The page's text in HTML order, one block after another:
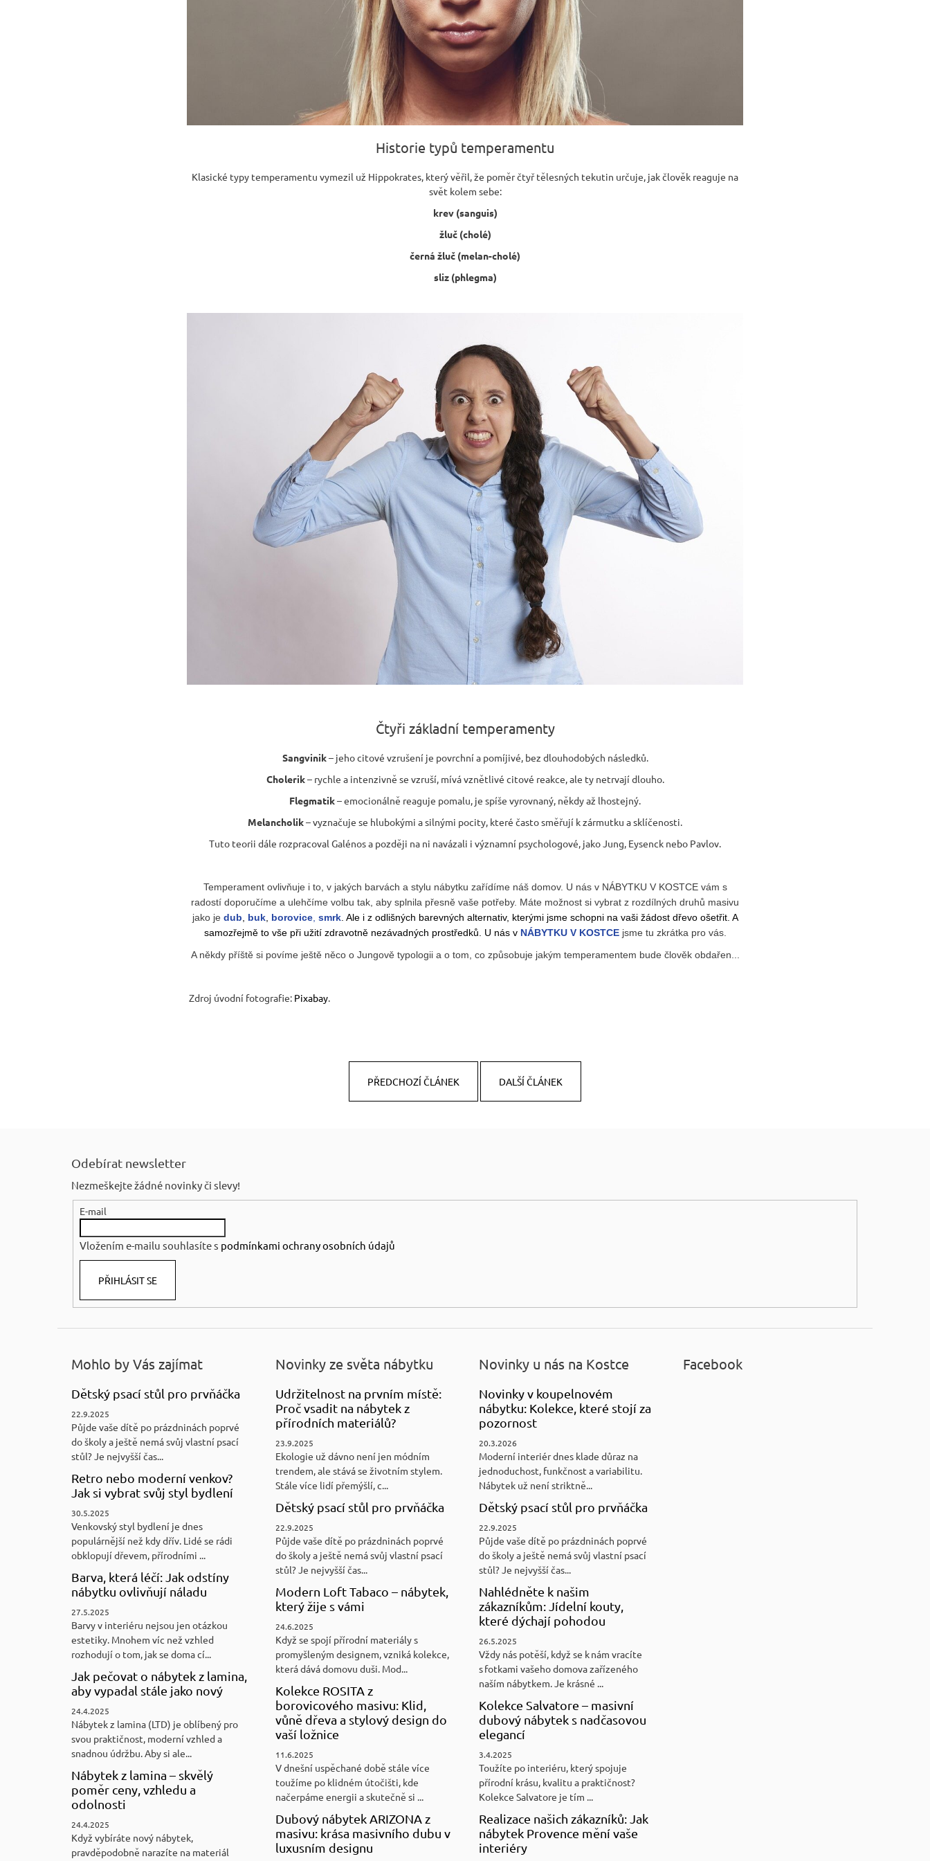
Historie typů temperamentu
Klasické typy temperamentu vymezil už Hippokrates, který věřil, že poměr čtyř tělesných tekutin určuje, jak člověk reaguje na
svět kolem sebe:
krev (sanguis)
žluč (cholé)
černá žluč (melan-cholé)
sliz (phlegma)
Čtyři základní temperamenty
Sangvinik– jeho citové vzrušení je povrchní a pomíjivé, bez dlouhodobých následků.
Cholerik– rychle a intenzivně se vzruší, mívá vznětlivé citové reakce, ale ty netrvají dlouho.
Flegmatik– emocionálně reaguje pomalu, je spíše vyrovnaný, někdy až lhostejný.
Melancholik– vyznačuje se hlubokými a silnými pocity, které často směřují k zármutku a sklíčenosti.
Tuto teorii dále rozpracoval Galénos a později na ni navázali i významní psychologové, jako Jung, Eysenck nebo Pavlov.
Temperament ovlivňuje i to, v jakých barvách a stylu nábytku zařídíme náš domov. U nás v NÁBYTKU V KOSTCE vám s
radostí doporučíme a ulehčíme volbu tak, aby splnila přesně vaše potřeby. Máte možnost si vybrat z rozdílných druhů masivu
jako je dub buk, borovice, smrk. Ale i z odlišných barevných alternativ, kterými jsme schopni na vaši žádost dřevo ošetřit. A
samozřejmě to vše při užití zdravotně nezávadných prostředků. U nás v NÁBYTKU V KOSTCEjsme tu zkrátka pro vás.
A někdy příště si povíme ještě něco o Jungově typologii a o tom, co způsobuje jakým temperamentem bude člověk obdařen...
Zdroj úvodní fotografie: Pixabay.
PŘEDCHOZÍ ČLÁNEK DALŠÍ ČLÁNEK
Odebírat newsletter
Nezmeškejte žádné novinky či slevy!
E-mail
Vložením e-mailu souhlasíte s podmínkami ochrany osobních údajů
PŘIHLÁSIT SE
Mohlo by Vás zajímat
Dětský psací stůl pro prvňáčka
22.9.2025
Půjde vaše dítě po prázdninách poprvé
do školy a ještě nemá svůj vlastní psací
stůl? Je nejvyšší čas...
Retro nebo moderní venkov?
Jak si vybrat svůj styl bydlení
30.5.2025
Venkovský styl bydlení je dnes
populárnější než kdy dřív. Lidé se rádi
obklopují dřevem, přírodními ...
Barva, která léčí: Jak odstíny
nábytku ovlivňují náladu
27.5.2025
Barvy v interiéru nejsou jen otázkou
estetiky. Mnohem víc než vzhled
rozhodují o tom, jak se doma cí...
Jak pečovat o nábytek z lamina,
aby vypadal stále jako nový
24.4.2025
Nábytek z lamina (LTD) je oblíbený pro
svou praktičnost, moderní vzhled a
snadnou údržbu. Aby si ale...
Nábytek z lamina – skvělý
poměr ceny, vzhledu a
odolnosti
24.4.2025
Když vybíráte nový nábytek,
pravděpodobně narazíte na materiál
Novinky ze světa nábytku
Udržitelnost na prvním místě:
Proč vsadit na nábytek z
přírodních materiálů?
23.9.2025
Ekologie už dávno není jen módním
trendem, ale stává se životním stylem.
Stále více lidí přemýšlí, c...
Dětský psací stůl pro prvňáčka
22.9.2025
Půjde vaše dítě po prázdninách poprvé
do školy a ještě nemá svůj vlastní psací
stůl? Je nejvyšší čas...
Modern Loft Tabaco – nábytek,
který žije s vámi
24.6.2025
Když se spojí přírodní materiály s
promyšleným designem, vzniká kolekce,
která dává domovu duši. Mod...
Kolekce ROSITA z
borovicového masivu: Klid,
vůně dřeva a stylový design do
vaší ložnice
11.6.2025
V dnešní uspěchané době stále více
toužíme po klidném útočišti, kde
načerpáme energii a skutečně si ...
Dubový nábytek ARIZONA z
masivu: krása masivního dubu v
luxusním designu
Novinky u nás na Kostce
Novinky v koupelnovém
nábytku: Kolekce, které stojí za
pozornost
20.3.2026
Moderní interiér dnes klade důraz na
jednoduchost, funkčnost a variabilitu.
Nábytek už není striktně...
Dětský psací stůl pro prvňáčka
22.9.2025
Půjde vaše dítě po prázdninách poprvé
do školy a ještě nemá svůj vlastní psací
stůl? Je nejvyšší čas...
Nahlédněte k našim
zákazníkům: Jídelní kouty,
které dýchají pohodou
26.5.2025
Vždy nás potěší, když se k nám vracíte
s fotkami vašeho domova zařízeného
naším nábytkem. Je krásné ...
Kolekce Salvatore – masivní
dubový nábytek s nadčasovou
elegancí
3.4.2025
Toužíte po interiéru, který spojuje
přírodní krásu, kvalitu a praktičnost?
Kolekce Salvatore je tím ...
Realizace našich zákazníků: Jak
nábytek Provence mění vaše
interiéry
Facebook